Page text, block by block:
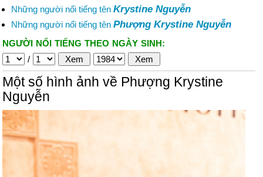
Những người nổi tiếng tên Krystine Nguyễn
Những người nổi tiếng tên Phượng Krystine Nguyễn
NGƯỜI NỔI TIẾNG THEO NGÀY SINH:
/
Một số hình ảnh về Phượng Krystine
Nguyễn